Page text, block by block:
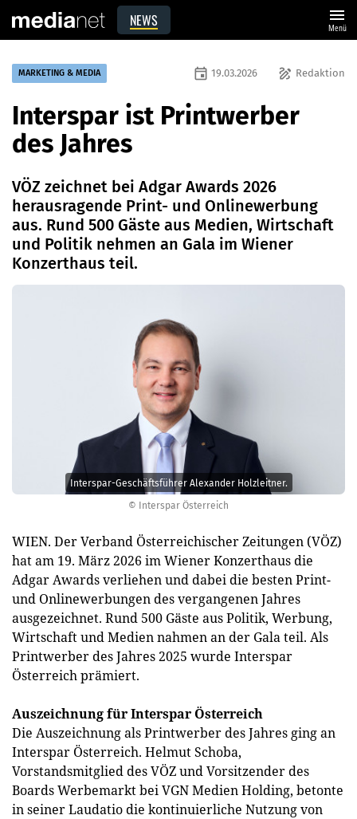
NEWS menu
Menü
© Interspar Österreich
Interspar-Geschäftsführer Alexander Holzleitner.
MARKETING & MEDIA draw Redaktion
event 19.03.2026
Interspar ist Printwerber
des Jahres
VÖZ zeichnet bei Adgar Awards 2026
herausragende Print- und Onlinewerbung
aus. Rund 500 Gäste aus Medien, Wirtschaft
und Politik nehmen an Gala im Wiener
Konzerthaus teil.
WIEN. Der Verband Österreichischer Zeitungen (VÖZ)
hat am 19. März 2026 im Wiener Konzerthaus die
Adgar Awards verliehen und dabei die besten Print-
und Onlinewerbungen des vergangenen Jahres
ausgezeichnet. Rund 500 Gäste aus Politik, Werbung,
Wirtschaft und Medien nahmen an der Gala teil. Als
Printwerber des Jahres 2025 wurde Interspar
Österreich prämiert.
Auszeichnung für Interspar Österreich
Die Auszeichnung als Printwerber des Jahres ging an
Interspar Österreich. Helmut Schoba,
Vorstandsmitglied des VÖZ und Vorsitzender des
Boards Werbemarkt bei VGN Medien Holding, betonte
in seiner Laudatio die kontinuierliche Nutzung von